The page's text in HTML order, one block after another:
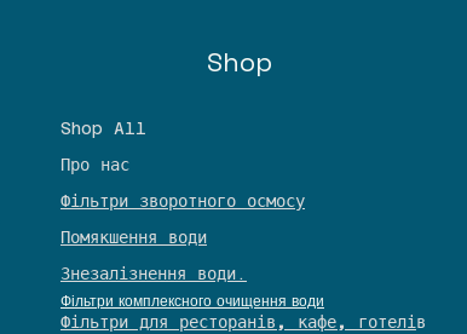
Shop
Shop All
Про нас
Фільтри зворотного осмосу
Помякшення води
Знезалізнення води.
Фільтри комплексного очищення води
​Фільтри для ресторанів, кафе, готелі в